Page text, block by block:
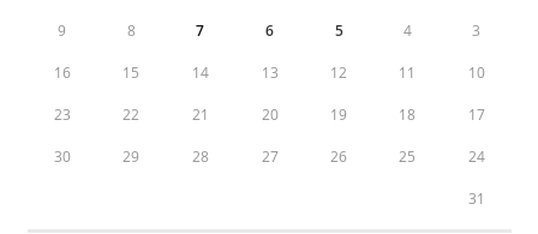
3
4
5
6
7
8
9
10
11
12
13
14
15
16
17
18
19
20
21
22
23
24
25
26
27
28
29
30
31